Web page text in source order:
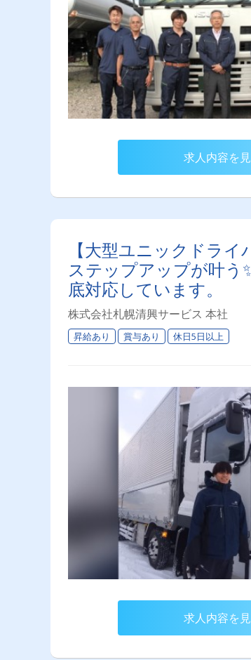
求人内容を
【大型ユニックドラ
ステップアップが叶う
底対応しています。
株式会社札幌清興サービス 本社
昇給あり 賞与あり 休日5日以上
求人内容を